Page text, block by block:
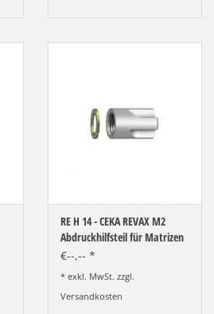
RE H 14 - CEKA REVAX M2
Abdruckhilfsteil für Matrizen
€--,-- *
* exkl. MwSt. zzgl.
Versandkosten